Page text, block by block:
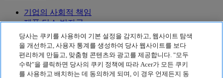
기업의 사회적 책임
제품 탄소 발자국
Project Humanity
Earthion
개인정보 처리방침
Cookie 정책
당사는 쿠키를 사용하여 기본 설정을 감지하고, 웹사이트 탐색
을 개선하고, 사용자 통계를 생성하여 당사 웹사이트를 보다
편리하게 만들고, 맞춤형 콘텐츠와 광고를 제공합니다. "모두
수락"을 클릭하면 당사의 쿠키 정책에 따라 Acer가 모든 쿠키
를 사용하고 배치하는 데 동의하게 되며, 이 경우 언제든지 동